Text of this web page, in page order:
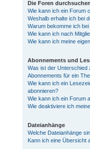
Die Foren durchsuchen
Wie kann ich ein Forum
Weshalb erhalte ich bei
Warum bekomme ich
Wie kann ich nach
Wie kann ich meine
Abonnements und
Was ist der Unterschied
Abonnements für ein
Wie kann ich ein
abonnieren?
Wie kann ich ein Forum
Wie deaktiviere ich
Dateianhänge
Welche Dateianhänge
Kann ich eine Übersicht